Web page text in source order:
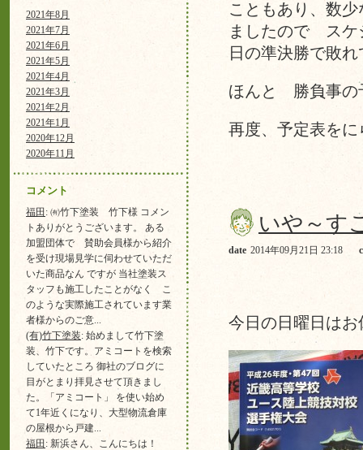
2021年8月
2021年7月
2021年6月
2021年5月
2021年4月
2021年3月
2021年2月
2021年1月
2020年12月
2020年11月
コメント
福田 : ㈲竹下塗装 竹下様 コメン
トありがとうございます。 ある
加盟団体で 賛助会員様から紹介
を受け現場見学に伺わせていただ
いた商品なん ですが 当社塗装ス
タッフも施工したことがなく こ
のような実際施工されています業
者様からのご意...
(有)竹下塗装: 始めまして竹下塗
装、竹下です。アミコートを検索
していたところ 御社のブログに
目がとまり拝見させて頂きまし
た。「アミコート」 を使い始め
て1年近くになり、大型物流倉庫
の屋根から戸建...
福田 : 新浜さん、こんにちは！
こともあり、数
ましたので スケ
日の準決勝で敗
ほんと 勝負事の
再度、予定表を
いや～す
date 2014年09月21日 23:18
今日の日曜日は